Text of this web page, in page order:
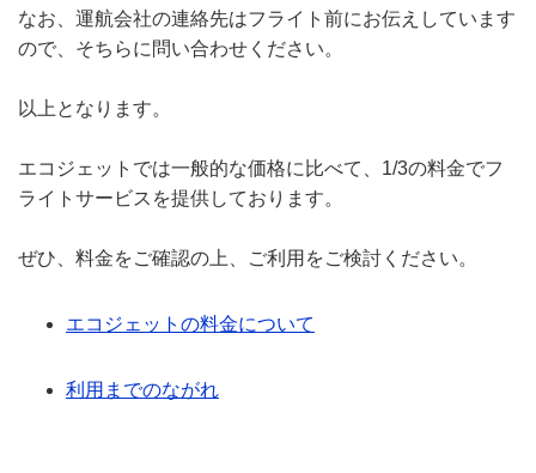
なお、運航会社の連絡先はフライト前にお伝えしています
ので、そちらに問い合わせください。
以上となります。
エコジェットでは一般的な価格に比べて、1/3の料金でフ
ライトサービスを提供しております。
ぜひ、料金をご確認の上、ご利用をご検討ください。
エコジェットの料金について
利用までのながれ